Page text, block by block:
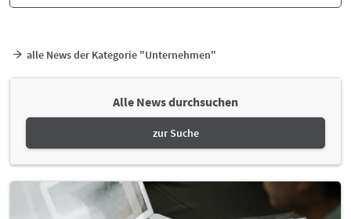
alle News der Kategorie "Unternehmen"
Alle News durchsuchen
zur Suche